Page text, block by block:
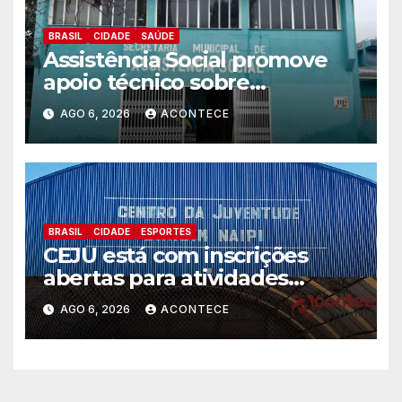
BRASIL CIDADE SAÚDE
Assistência Social promove
apoio técnico sobre
preparação e resposta a
situações de emergência e
calamidade pública
AGO 6, 2026 ACONTECE
BRASIL CIDADE ESPORTES
CEJU está com inscrições
abertas para atividades
gratuitas
AGO 6, 2026 ACONTECE